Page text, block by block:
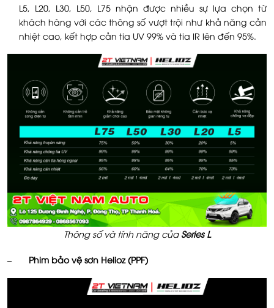
L5, L20, L30, L50, L75 nhận được nhiều sự lựa chọn từ
khách hàng với các thông số vượt trội như khả năng cản
nhiệt cao, kết hợp cản tia UV 99% và tia IR lên đến 95%.
Thông số và tính năng của Series L
– Phim bảo vệ sơn Helioz (PPF)